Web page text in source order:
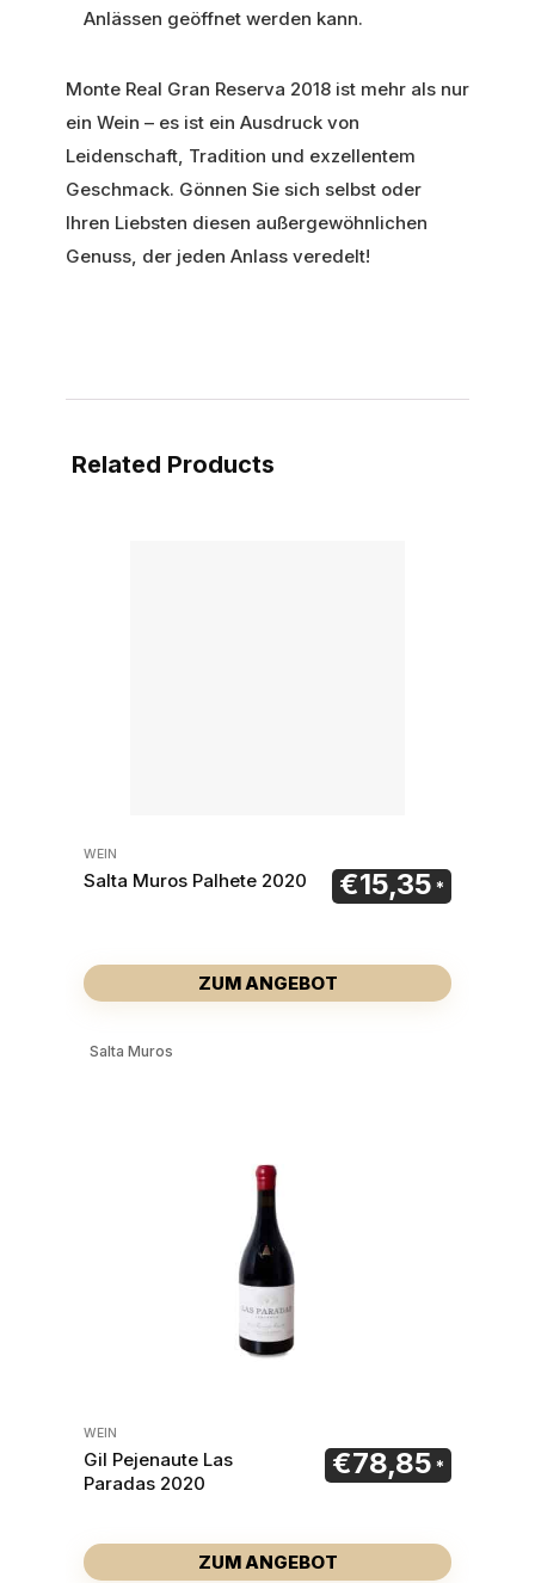
Anlässen geöffnet werden kann.
Monte Real Gran Reserva 2018 ist mehr als nur
ein Wein – es ist ein Ausdruck von
Leidenschaft, Tradition und exzellentem
Geschmack. Gönnen Sie sich selbst oder
Ihren Liebsten diesen außergewöhnlichen
Genuss, der jeden Anlass veredelt!
Related Products
WEIN
Salta Muros Palhete 2020 €15,35
ZUM ANGEBOT
Salta Muros
WEIN
Gil Pejenaute Las
Paradas 2020
€78,85
ZUM ANGEBOT